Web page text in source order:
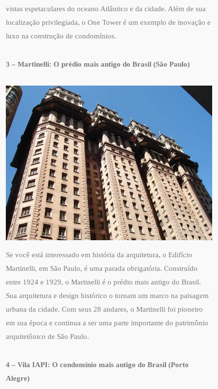
vistas espetaculares do oceano Atlântico e da cidade. Além de sua
localização privilegiada, o One Tower é um exemplo de inovação e
luxo na construção de condomínios.
3 – Martinelli: O prédio mais antigo do Brasil (São Paulo)
Se você está interessado em história da arquitetura, o Edifício
Martinelli, em São Paulo, é uma parada obrigatória. Construído
entre 1924 e 1929, o Martinelli é o prédio mais antigo do Brasil.
Sua arquitetura e design histórico o tornam um marco na paisagem
urbana da cidade. Com seus 28 andares, o Martinelli foi pioneiro
em sua época e continua a ser uma parte importante do patrimônio
arquitetônico de São Paulo.
4 – Vila IAPI: O condomínio mais antigo do Brasil (Porto
Alegre)